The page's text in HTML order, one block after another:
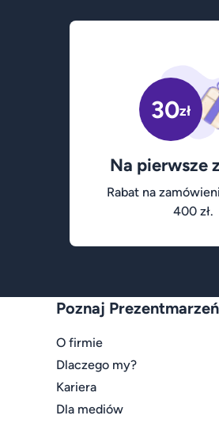
30zł
Na pierwsze
Rabat na
400 zł.
Poznaj Prezentmarzeń
O firmie
Dlaczego my?
Kariera
Dla mediów